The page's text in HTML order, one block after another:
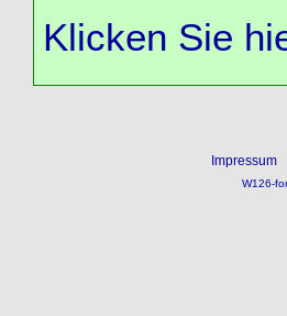
Klicken Sie
Impressum
W126-